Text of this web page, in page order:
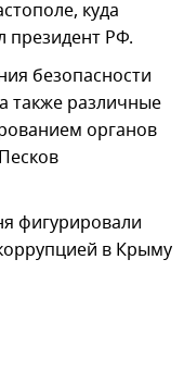
куда
президент РФ.
безопасности
также различные
органов
фигурировали
в Крыму